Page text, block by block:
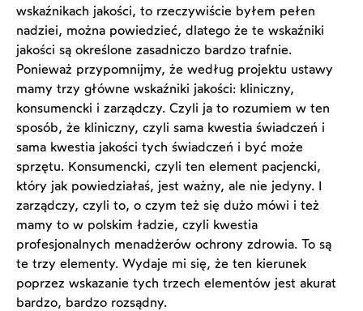
wskaźnikach jakości, to rzeczywiście byłem pełen
nadziei, można powiedzieć, dlatego że te wskaźniki
jakości są określone zasadniczo bardzo trafnie.
Ponieważ przypomnijmy, że według projektu ustawy
mamy trzy główne wskaźniki jakości: kliniczny,
konsumencki i zarządczy. Czyli ja to rozumiem w ten
sposób, że kliniczny, czyli sama kwestia świadczeń i
sama kwestia jakości tych świadczeń i być może
sprzętu. Konsumencki, czyli ten element pacjencki,
który jak powiedziałaś, jest ważny, ale nie jedyny. I
zarządczy, czyli to, o czym też się dużo mówi i też
mamy to w polskim ładzie, czyli kwestia
profesjonalnych menadżerów ochrony zdrowia. To są
te trzy elementy. Wydaje mi się, że ten kierunek
poprzez wskazanie tych trzech elementów jest akurat
bardzo, bardzo rozsądny.